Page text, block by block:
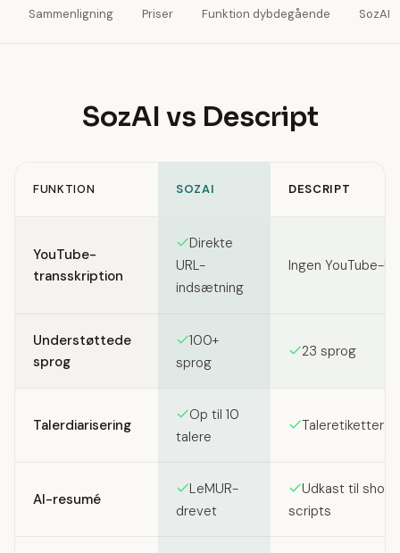
Sammenligning Priser Funktion dybdegående SozAI
SozAI vs Descript
FUNKTION SOZAI DESCRIPT
YouTube-
transskription
Direkte
URL-
indsætning
Ingen YouTube-
Understøttede
sprog
100+
sprog
23 sprog
Talerdiarisering
Op til 10
talere
Taleretiketter i
AI-resumé
LeMUR-
drevet
Udkast til
scripts